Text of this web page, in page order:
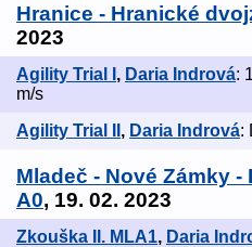
Hranice - Hranické
2023
Agility Trial I , Daria Indrová:
m/s
Agility Trial II , Daria Indrová:
Mladeč - Nové Zámky
A0, 19. 02. 2023
Zkouška II. MLA1, Daria